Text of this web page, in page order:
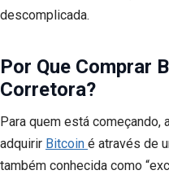
descomplicada.
Por Que Comprar
Corretora?
Para quem está
adquirir Bitcoin é através de
também conhecida como